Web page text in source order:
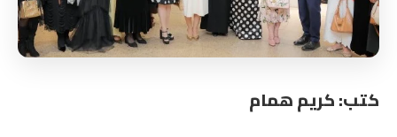
كتب: كريم همام